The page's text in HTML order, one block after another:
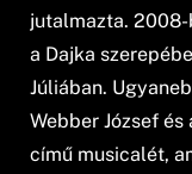
jutalmazta.
a Dajka
Júliában.
Webber József
című musicalét,